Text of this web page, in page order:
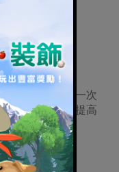
角色立即行動一次
成員血量以及提高